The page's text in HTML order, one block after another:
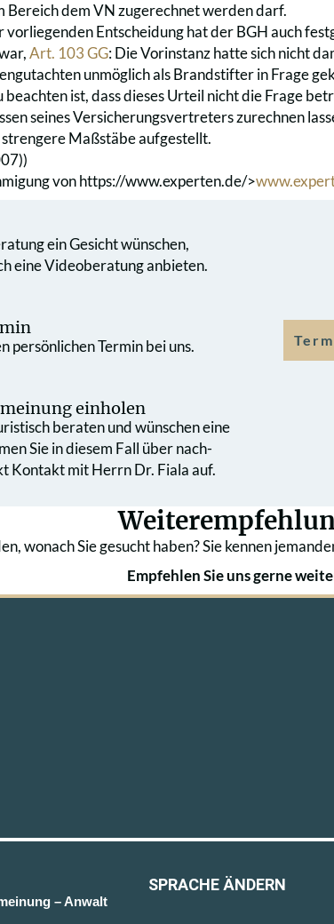
Bereich dem VN zugerechnet werden darf.
vorliegenden Entscheidung hat der BGH auch
Art. 103 GG: Die Vorinstanz hatte sich nicht
unmöglich als Brandstifter in Frage
ist, dass dieses Urteil nicht die Frage
seines Versicherungsvertreters zurechnen
Maßstäbe aufgestellt.
vonhttps://www.experten.de/>
ein Gesicht wünschen,
eine Videoberatung anbieten.
persönlichen Termin bei uns.
einholen
beraten und wünschen eine
Sie in diesem Fall über nach­
Kontakt mit Herrn Dr. Fiala auf.
wonach Sie gesucht haben? Sie kennen
Empfehlen Sie uns gerne
– Anwalt
SPRACHE ÄNDERN